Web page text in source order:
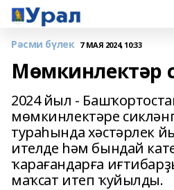
Рәсми бүлек 7 МАЯ 2024, 10:33
Мөмкинлектәр
2024 йыл -
мөмкинлектәре
тураһында хәстәрлек
ителде һәм бындай
ҡарағандарға
маҡсат итеп ҡуйылды.